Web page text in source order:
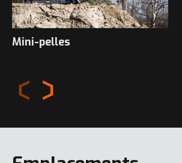
Mini-pelles